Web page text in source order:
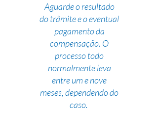
Aguarde o resultado
do trâmite e o eventual
pagamento da
compensação. O
processo todo
normalmente leva
entre um e nove
meses, dependendo do
caso.